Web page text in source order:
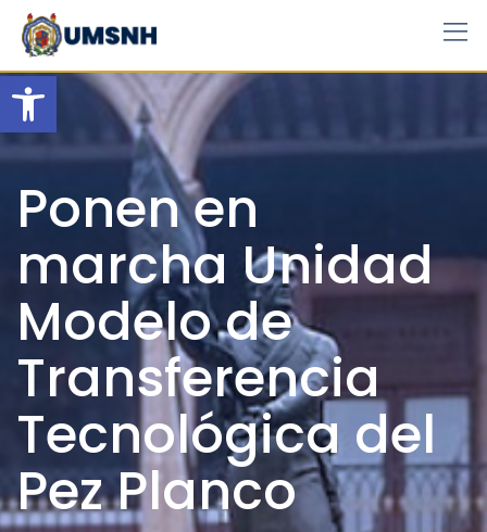
Open toolbar
Skip
content
Ponen en
marcha Unidad
Modelo de
Transferencia
Tecnológica del
Pez Planco